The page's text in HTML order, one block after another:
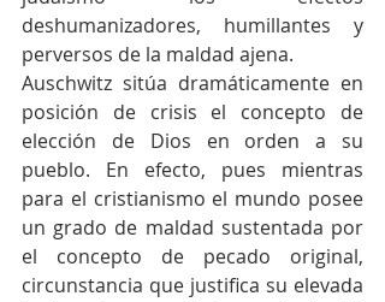
deshumanizadores, humillantes y
perversos de la maldad ajena.
Auschwitz sitúa dramáticamente en
posición de crisis el concepto de
elección de Dios en orden a su
pueblo. En efecto, pues mientras
para el cristianismo el mundo posee
un grado de maldad sustentada por
el concepto de pecado original,
circunstancia que justifica su elevada